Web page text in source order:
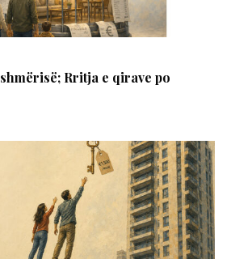
Rritja e qirave po